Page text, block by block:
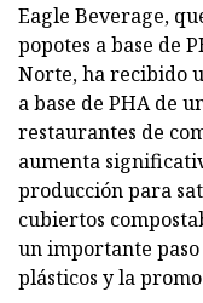
Eagle Beverage,
popotes a base de
Norte, ha recibido
a base de PHA de
restaurantes de
aumenta
producción para
cubiertos
un importante paso
plásticos y la